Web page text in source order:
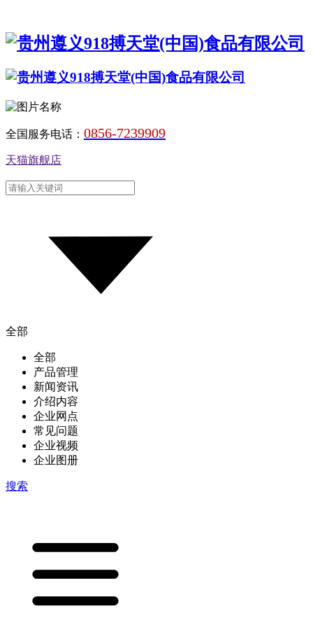
全国服务电话： 0856-7239909
天猫旗舰店
全部
全部
产品管理
新闻资讯
介绍内容
企业网点
常见问题
企业视频
企业图册
搜索